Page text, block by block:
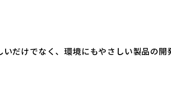
だけでなく、環境にもやさしい製品の開